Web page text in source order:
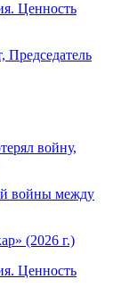
Ценность
войну,
войны между
(2026 г.)
Ценность